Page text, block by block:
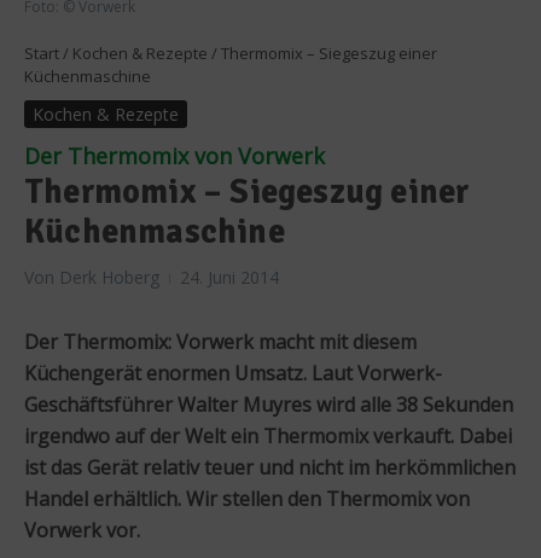
Foto: © Vorwerk
Start / Kochen & Rezepte / Thermomix – Siegeszug einer
Küchenmaschine
Kochen & Rezepte
Der Thermomix von Vorwerk
Thermomix – Siegeszug einer
Küchenmaschine
Von Derk Hoberg 24. Juni 2014
Der Thermomix: Vorwerk macht mit diesem
Küchengerät enormen Umsatz. Laut Vorwerk-
Geschäftsführer Walter Muyres wird alle 38 Sekunden
irgendwo auf der Welt ein Thermomix verkauft. Dabei
ist das Gerät relativ teuer und nicht im herkömmlichen
Handel erhältlich. Wir stellen den Thermomix von
Vorwerk vor.